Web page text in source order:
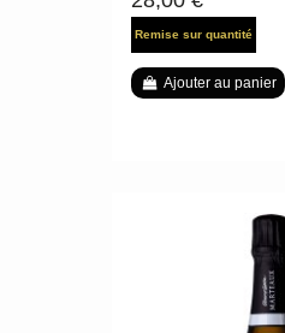
Remise sur quantité
Ajouter au panier